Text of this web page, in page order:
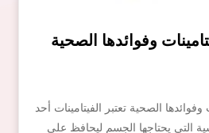
وفوائدها الصحية
وفوائدها الصحية تعتبر الفيتامينات أحد
التي يحتاجها الجسم ليحافظ على